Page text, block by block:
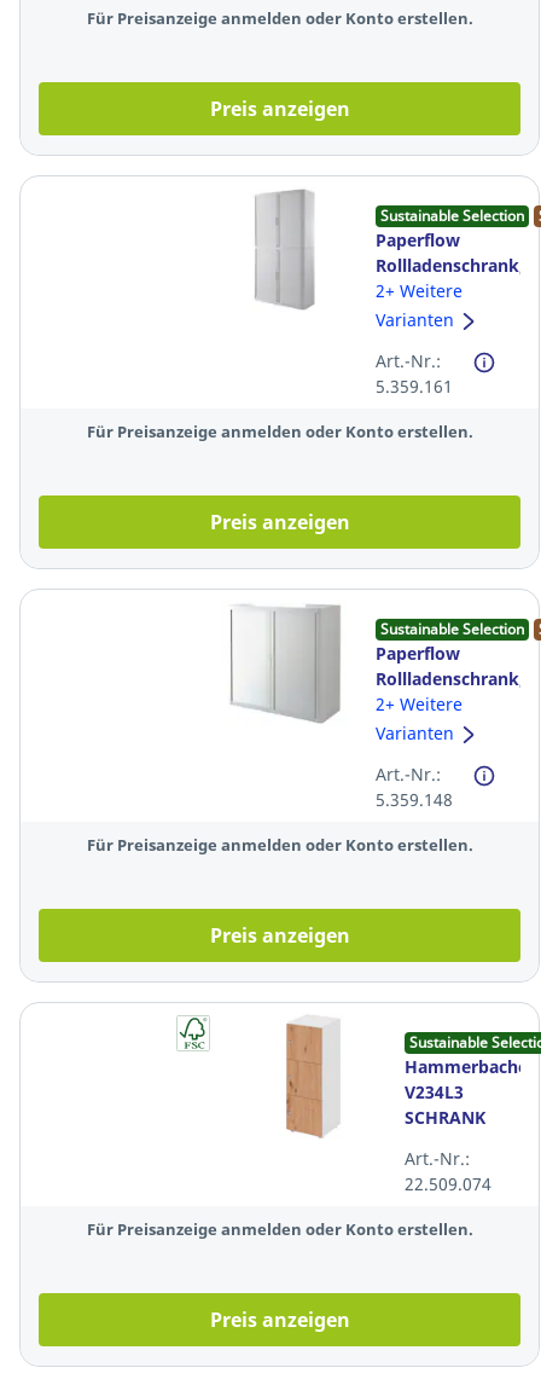
Für Preisanzeige anmelden oder Konto erstellen.
Preis anzeigen
Sustainable Selection
Paperflow
Rollladenschrank,
Maße: 204,3 x
110 x 41,5cm,
2+ Weitere
Varianten
Art.-Nr.:
5.359.161
Für Preisanzeige anmelden oder Konto erstellen.
Preis anzeigen
Sustainable Selection
Paperflow
Rollladenschrank,
Maße: 104,5 x
110 x 41,5cm,
2+ Weitere
Varianten
Art.-Nr.:
5.359.148
Für Preisanzeige anmelden oder Konto erstellen.
Preis anzeigen
Sustainable
Hammerbacher
V234L3
SCHRANK
FÄCHER
Art.-Nr.:
22.509.074
Für Preisanzeige anmelden oder Konto erstellen.
Preis anzeigen